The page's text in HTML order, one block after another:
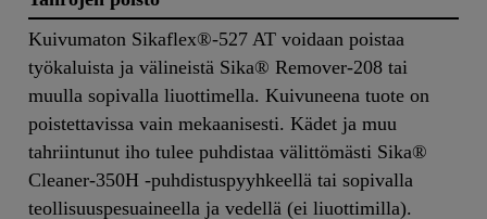
Kuivumaton Sikaflex®-527 AT voidaan poistaa
työkaluista ja välineistä Sika® Remover-208 tai
muulla sopivalla liuottimella. Kuivuneena tuote on
poistettavissa vain mekaanisesti. Kädet ja muu
tahriintunut iho tulee puhdistaa välittömästi Sika®
Cleaner-350H -puhdistuspyyhkeellä tai sopivalla
teollisuuspesuaineella ja vedellä (ei liuottimilla).